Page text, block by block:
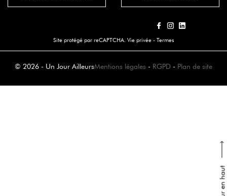
Site protégé par reCAPTCHA. Vie privée - Termes
© 2026 - Un Jour AilleursMentions légales - RGPD - Plan de site